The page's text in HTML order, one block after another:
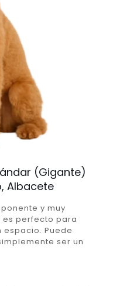
(Gigante)
Albacete
y muy
es perfecto para
Puede
ser un